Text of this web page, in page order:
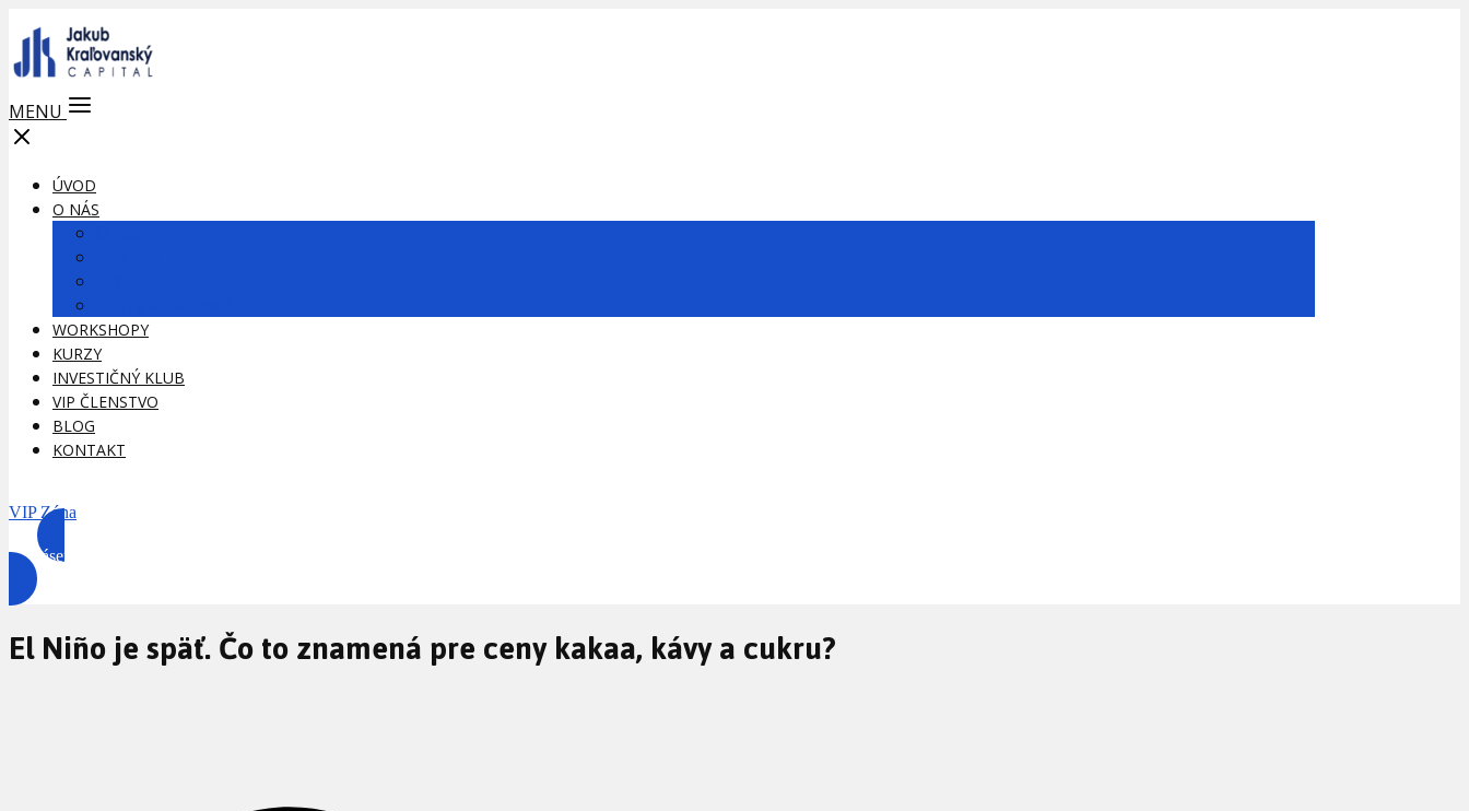
MENU
ÚVOD
O NÁS
WORKSHOPY
KURZY
INVESTIČNÝ KLUB
VIP ČLENSTVO
BLOG
KONTAKT
VIP Zóna
Prihlásenie
El Niño je späť. Čo to znamená pre ceny kakaa, kávy a cukru?